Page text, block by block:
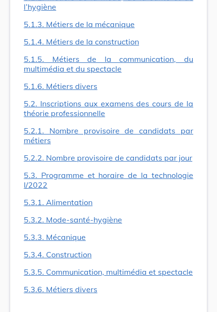
l’hygiène
5.1.3. Métiers de la mécanique
5.1.4. Métiers de la construction
5.1.5. Métiers de la communication, du
multimédia et du spectacle
5.1.6. Métiers divers
5.2. Inscriptions aux examens des cours de la
théorie professionnelle
5.2.1. Nombre provisoire de candidats par
métiers
5.2.2. Nombre provisoire de candidats par jour
5.3. Programme et horaire de la technologie
I/2022
5.3.1. Alimentation
5.3.2. Mode-santé-hygiène
5.3.3. Mécanique
5.3.4. Construction
5.3.5. Communication, multimédia et spectacle
5.3.6. Métiers divers